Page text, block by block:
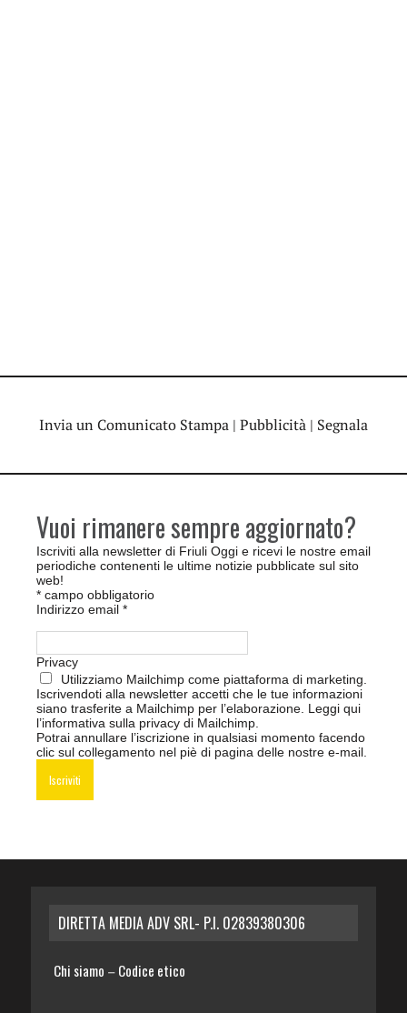
Invia un Comunicato Stampa | Pubblicità | Segnala
Vuoi rimanere sempre aggiornato?
Iscriviti alla newsletter di Friuli Oggi e ricevi le nostre email
periodiche contenenti le ultime notizie pubblicate sul sito
web!
* campo obbligatorio
Indirizzo email *
Privacy
Utilizziamo Mailchimp come piattaforma di marketing.
Iscrivendoti alla newsletter accetti che le tue informazioni
siano trasferite a Mailchimp per l’elaborazione. Leggi qui
l’informativa sulla privacy di Mailchimp
Potrai annullare l’iscrizione in qualsiasi momento facendo
clic sul collegamento nel piè di pagina delle nostre e-mail.
DIRETTA MEDIA ADV SRL- P.I. 02839380306
Chi siamo – Codice etico